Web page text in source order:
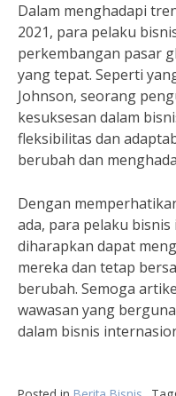
Dalam menghadapi
2021, para pelaku
perkembangan pasar
yang tepat. Seperti
Johnson, seorang
kesuksesan dalam
fleksibilitas dan
berubah dan
Dengan
ada, para pelaku
diharapkan dapat
mereka dan tetap
berubah. Semoga
wawasan yang
dalam bisnis